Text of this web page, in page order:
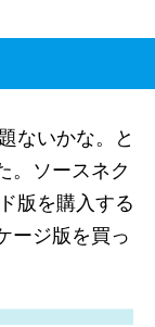
ないかな。と
。ソースネク
版を購入する
ージ版を買っ